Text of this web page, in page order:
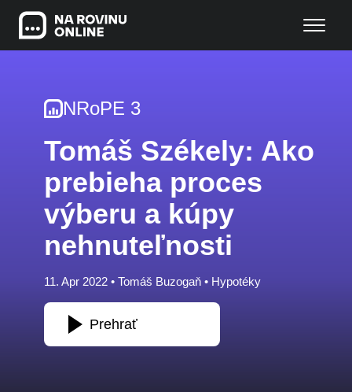
NRoPE 3
Tomáš Székely: Ako
prebieha proces
výberu a kúpy
nehnuteľnosti
11. Apr 2022 • Tomáš Buzogaň • Hypotéky
Prehrať